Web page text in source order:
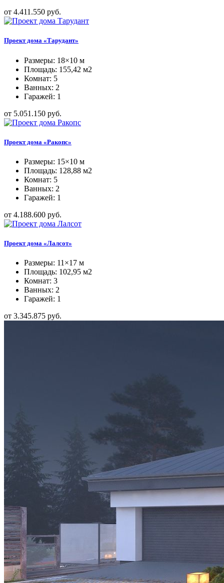
от 4.411.550 руб.
Проект дома «Тарудант»
Размеры: 18×10 м
Площадь: 155,42 м2
Комнат: 5
Ванных: 2
Гаражей: 1
от 5.051.150 руб.
Проект дома «Ракопс»
Размеры: 15×10 м
Площадь: 128,88 м2
Комнат: 5
Ванных: 2
Гаражей: 1
от 4.188.600 руб.
Проект дома «Лалсот»
Размеры: 11×17 м
Площадь: 102,95 м2
Комнат: 3
Ванных: 2
Гаражей: 1
от 3.345.875 руб.